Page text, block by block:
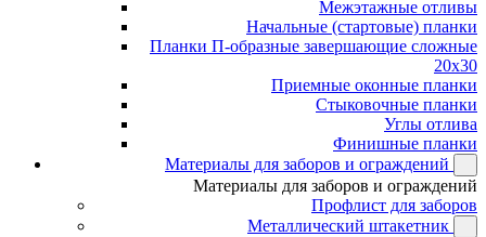
Межэтажные отливы
Начальные (стартовые) планки
Планки П-образные завершающие сложные
20x30
Приемные оконные планки
Стыковочные планки
Углы отлива
Финишные планки
Материалы для заборов и ограждений
Материалы для заборов и ограждений
Профлист для заборов
Металлический штакетник